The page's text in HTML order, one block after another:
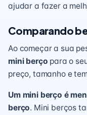
ajudar a fazer a
Comparando
Ao começar a sua
mini berço para o
preço, tamanho e
Um mini berço é
berço. Mini berços